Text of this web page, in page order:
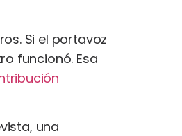
Si el portavoz
funcionó. Esa
una